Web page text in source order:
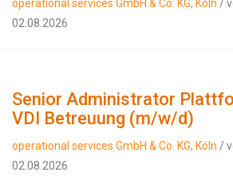
operational services GmbH & Co. KG, Köln /
02.08.2026
Senior Administrator
VDI Betreuung (m/w/d)
operational services GmbH & Co. KG, Köln /
02.08.2026